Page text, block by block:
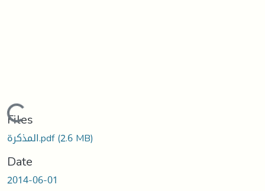
Loading...
Files
المذكرة.pdf(2.6 MB)
Date
2014-06-01